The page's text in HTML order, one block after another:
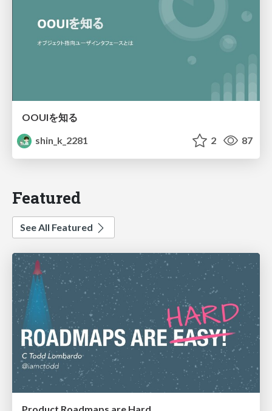
OOUIを知る
shin_k_2281
2 87
Featured
See All Featured